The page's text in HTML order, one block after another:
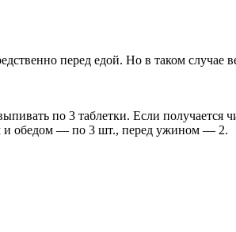
перед едой. Но в таком случае
по 3 таблетки. Если получается
и обедом — по 3 шт., перед ужином — 2.